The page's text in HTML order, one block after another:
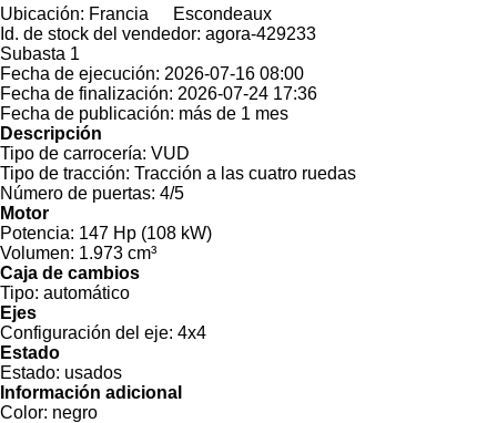
Ubicación: Francia
Escondeaux
Id. de stock del vendedor: agora-429233
Subasta 1
Fecha de ejecución: 2026-07-16 08:00
Fecha de finalización: 2026-07-24 17:36
Fecha de publicación: más de 1 mes
Descripción
Tipo de carrocería: VUD
Tipo de tracción: Tracción a las cuatro ruedas
Número de puertas: 4/5
Motor
Potencia: 147 Hp (108 kW)
Volumen: 1.973 cm³
Caja de cambios
Tipo: automático
Ejes
Configuración del eje: 4x4
Estado
Estado: usados
Información adicional
Color: negro